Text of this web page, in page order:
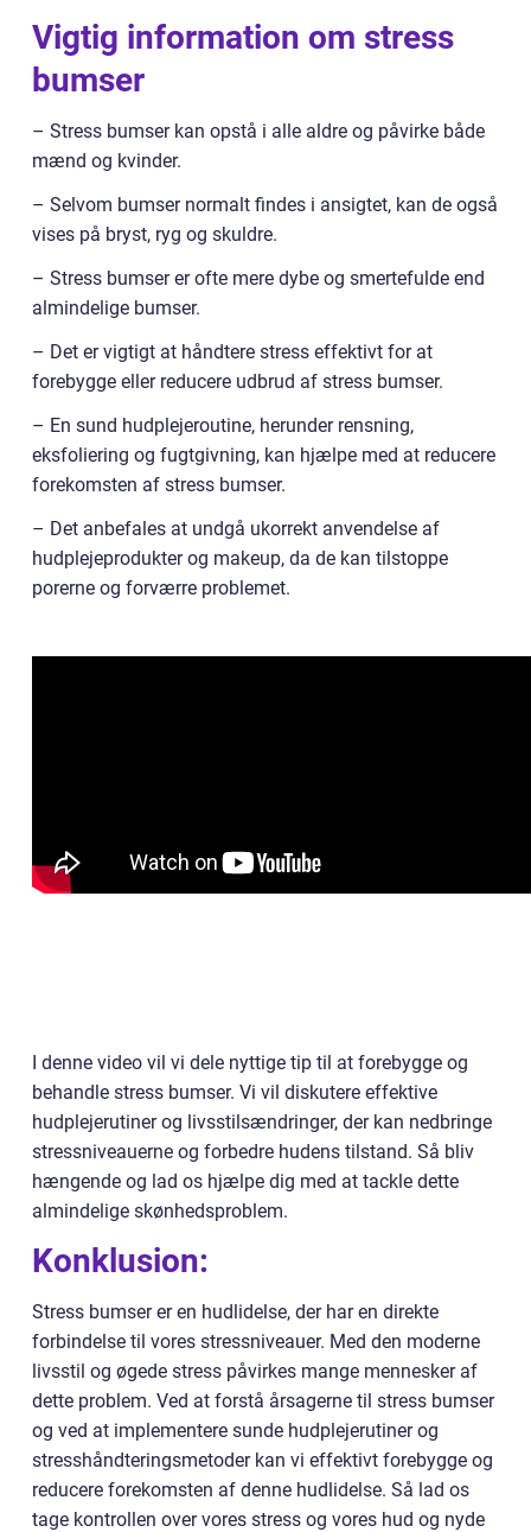
Vigtig information om stress
bumser
– Stress bumser kan opstå i alle aldre og påvirke både
mænd og kvinder.
– Selvom bumser normalt findes i ansigtet, kan de også
vises på bryst, ryg og skuldre.
– Stress bumser er ofte mere dybe og smertefulde end
almindelige bumser.
– Det er vigtigt at håndtere stress effektivt for at
forebygge eller reducere udbrud af stress bumser.
– En sund hudplejeroutine, herunder rensning,
eksfoliering og fugtgivning, kan hjælpe med at reducere
forekomsten af stress bumser.
– Det anbefales at undgå ukorrekt anvendelse af
hudplejeprodukter og makeup, da de kan tilstoppe
porerne og forværre problemet.
I denne video vil vi dele nyttige tip til at forebygge og
behandle stress bumser. Vi vil diskutere effektive
hudplejerutiner og livsstilsændringer, der kan nedbringe
stressniveauerne og forbedre hudens tilstand. Så bliv
hængende og lad os hjælpe dig med at tackle dette
almindelige skønhedsproblem.
Konklusion:
Stress bumser er en hudlidelse, der har en direkte
forbindelse til vores stressniveauer. Med den moderne
livsstil og øgede stress påvirkes mange mennesker af
dette problem. Ved at forstå årsagerne til stress bumser
og ved at implementere sunde hudplejerutiner og
stresshåndteringsmetoder kan vi effektivt forebygge og
reducere forekomsten af denne hudlidelse. Så lad os
tage kontrollen over vores stress og vores hud og nyde